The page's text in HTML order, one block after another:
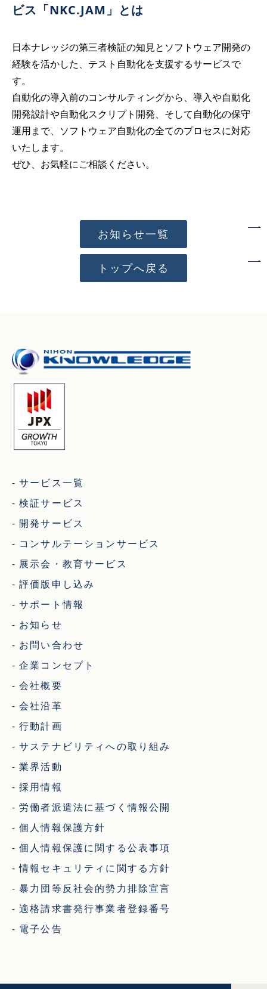
ビス「NKC.JAM」とは
日本ナレッジの第三者検証の知見とソフトウェア開発の
経験を活かした、テスト自動化を支援するサービスで
す。
自動化の導入前のコンサルティングから、導入や自動化
開発設計や自動化スクリプト開発、そして自動化の保守
運用まで、ソフトウェア自動化の全てのプロセスに対応
いたします。
ぜひ、お気軽にご相談ください。
お知らせ一覧
トップへ戻る
サービス一覧
検証サービス
開発サービス
コンサルテーションサービス
展示会・教育サービス
評価版申し込み
サポート情報
お知らせ
お問い合わせ
企業コンセプト
会社概要
会社沿革
行動計画
サステナビリティへの取り組み
業界活動
採用情報
労働者派遣法に基づく情報公開
個人情報保護方針
個人情報保護に関する公表事項
情報セキュリティに関する方針
暴力団等反社会的勢力排除宣言
適格請求書発行事業者登録番号
電子公告